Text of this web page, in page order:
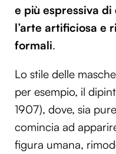
e più espressiva
l’arte artificiosa e
formali.
Lo stile delle
per esempio, il
1907), dove, sia
comincia ad
figura umana,